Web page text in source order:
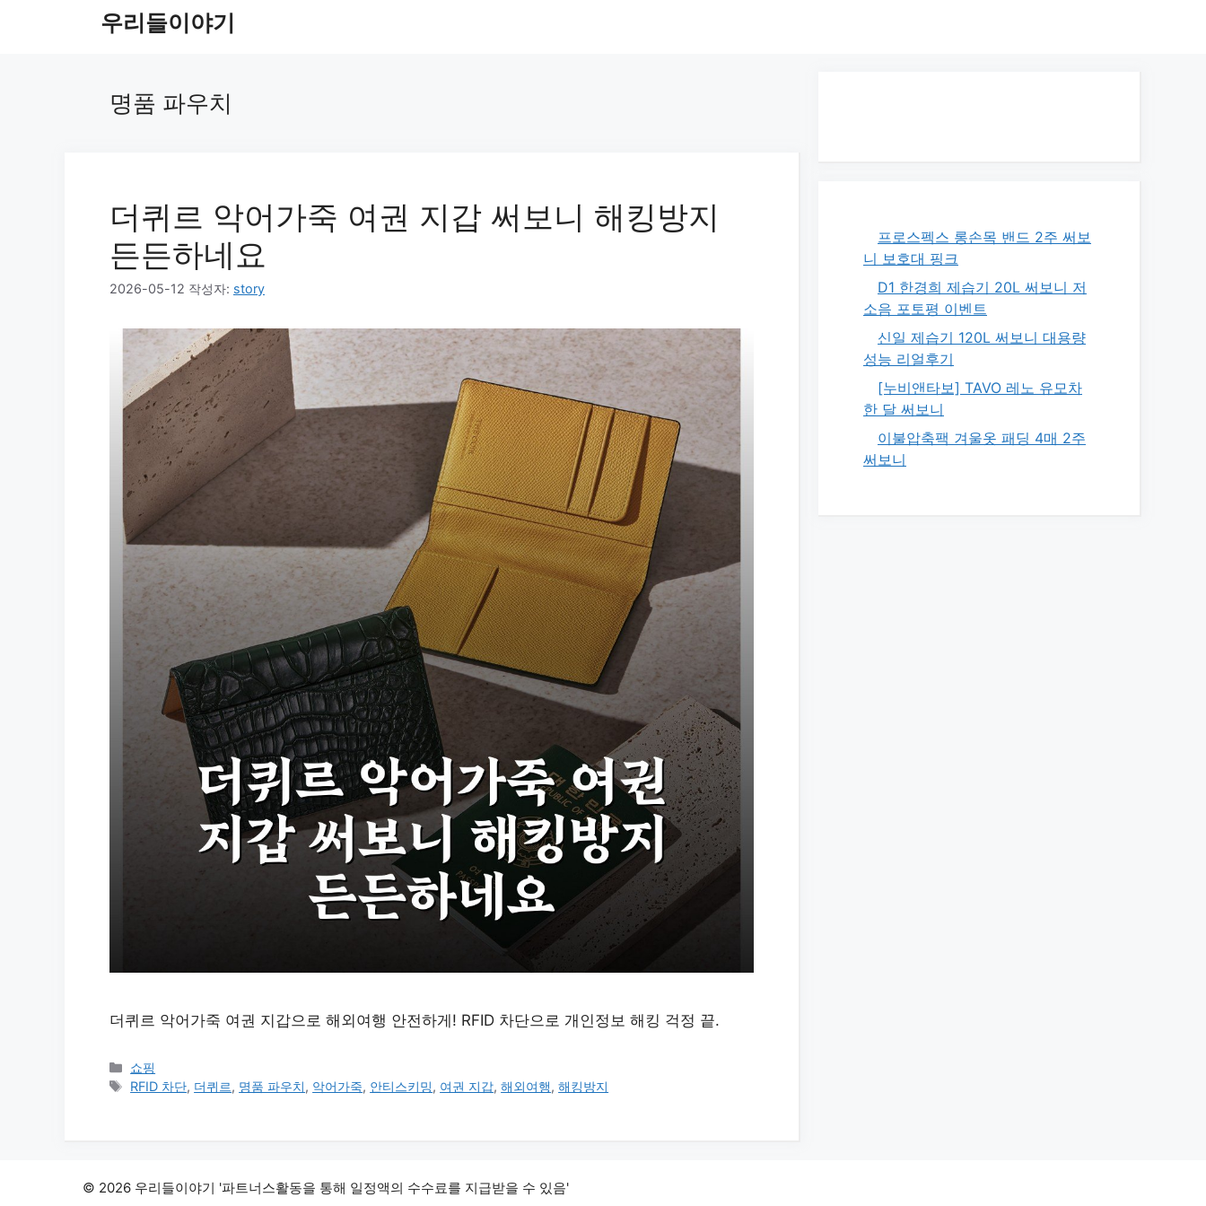
우리들이야기
명품 파우치
더퀴르 악어가죽 여권 지갑 써보니 해킹방지
든든하네요
2026-05-12 작성자: story
더퀴르 악어가죽 여권 지갑으로 해외여행 안전하게! RFID 차단으로 개인정보 해킹 걱정 끝.
카
테
쇼핑
태
RFID 차단, 더퀴르, 명품 파우치, 악어가죽, 안티스키밍, 여권 지갑,해외여행,해킹방지
프로스펙스 롱손목 밴드 2주 써보
니 보호대 핑크
D1 한경희 제습기 20L 써보니 저
소음 포토평 이벤트
신일 제습기 120L 써보니 대용량
성능 리얼후기
[누비앤타보] TAVO 레노 유모차
한 달 써보니
이불압축팩 겨울옷 패딩 4매 2주
써보니
© 2026 우리들이야기 '파트너스활동을 통해 일정액의 수수료를 지급받을 수 있음'